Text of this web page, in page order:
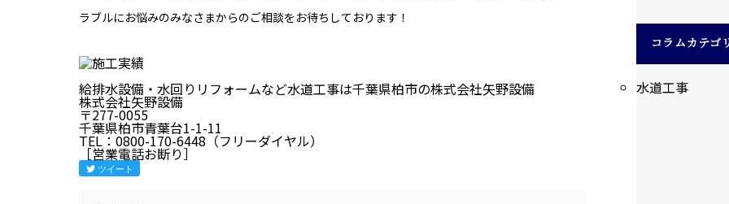
ラブルにお悩みのみなさまからのご相談をお待ちしております！
給排水設備・水回りリフォームなど水道工事は千葉県柏市の株式会社矢野設備
株式会社矢野設備
〒277-0055
千葉県柏市青葉台1-1-11
TEL：0800-170-6448（フリーダイヤル）
［営業電話お断り］
ツイート
コラムカテゴ
水道工事